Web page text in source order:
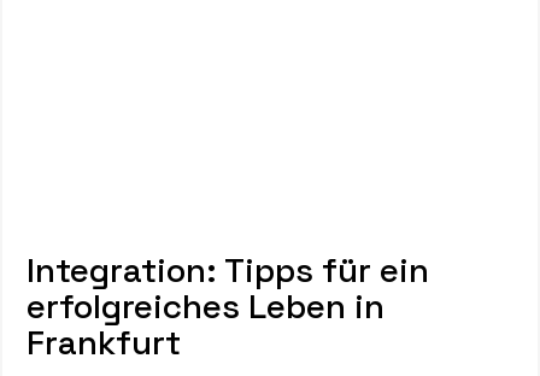
Integration: Tipps für ein
erfolgreiches Leben in
Frankfurt